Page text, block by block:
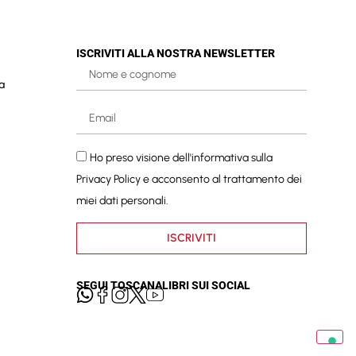
ISCRIVITI ALLA NOSTRA NEWSLETTER
Ho preso visione dell'informativa sulla
Privacy Policye acconsento al trattamento dei
miei dati personali.
ISCRIVITI
SEGUI TOSCANALIBRI SUI SOCIAL